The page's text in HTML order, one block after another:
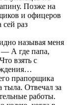
Позже на
и офицеров
сей раз
называя меня
А где папа,
взять с
прапорщика
тыла. Отвечал за
работы.